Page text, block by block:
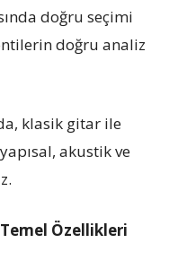
doğru seçimi
doğru analiz
klasik gitar ile
akustik ve
Temel Özellikleri